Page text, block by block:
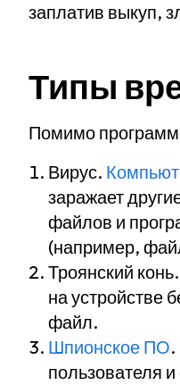
заплатив выкуп,
Типы
Помимо
Вирус.
заражает
файлов и
(например,
Троянский конь
на устройстве
файл.
Шпионское ПО
пользователя